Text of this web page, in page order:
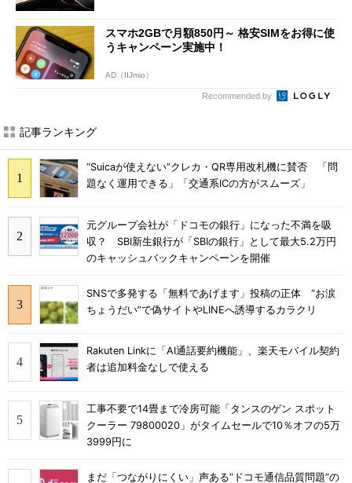
スマホ2GBで月額850円～ 格安SIMをお得に使
うキャンペーン実施中！
AD（IIJmio）
Recommended by
記事ランキング
“Suicaが使えない”クレカ・QR専用改札機に賛否 「問
題なく運用できる」「交通系ICの方がスムーズ」
元グループ会社が「ドコモの銀行」になった不満を吸
収？ SBI新生銀行が「SBIの銀行」として最大5.2万円
のキャッシュバックキャンペーンを開催
SNSで多発する「無料であげます」投稿の正体 “お涙
ちょうだい”で偽サイトやLINEへ誘導するカラクリ
Rakuten Linkに「AI通話要約機能」、楽天モバイル契約
者は追加料金なしで使える
工事不要で14畳まで冷房可能「タンスのゲン スポット
クーラー 79800020」がタイムセールで10％オフの5万
3999円に
まだ「つながりにくい」声ある“ドコモ通信品質問題”の